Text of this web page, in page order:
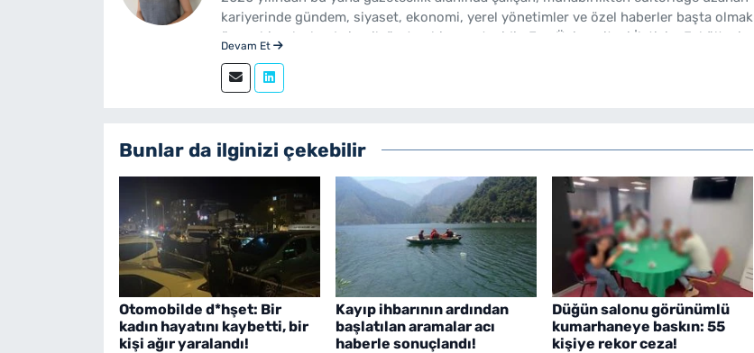
kariyerinde gündem, siyaset, ekonomi, yerel yönetimler ve özel haberler başta olmak
üzere birçok alanda içerik üreten bir gazetecidir. Ege Üniversitesi İletişim Fakültesi
sürdürmektedir.
Devam Et
Bunlar da ilginizi çekebilir
Otomobilde d*hşet: Bir
kadın hayatını kaybetti, bir
kişi ağır yaralandı!
Kayıp ihbarının ardından
başlatılan aramalar acı
haberle sonuçlandı!
Düğün salonu görünümlü
kumarhaneye baskın: 55
kişiye rekor ceza!